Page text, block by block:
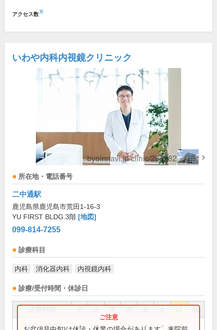
アクセス数※
いわや内科内視鏡クリニック
所在地・電話番号
二中通駅
鹿児島県鹿児島市荒田1-16-3
YU FIRST BLDG.3階 [地図]
099-814-7255
診療科目
内科 消化器内科 内視鏡内科
診療/受付時間・休診日
祝
9:00～12:30 ● ● ● ●